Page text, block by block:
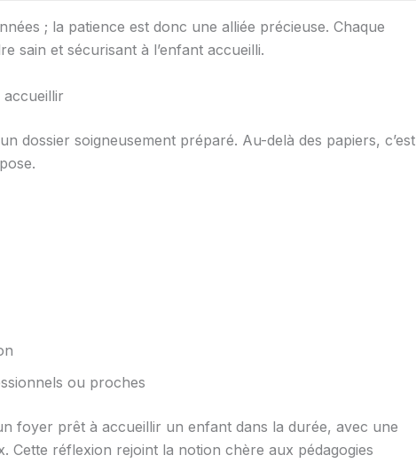
; la patience est donc une alliée précieuse. Chaque
sain et sécurisant à l’enfant accueilli.
accueillir
dossier soigneusement préparé. Au-delà des papiers, c’est
ou proches
foyer prêt à accueillir un enfant dans la durée, avec une
Cette réflexion rejoint la notion chère aux pédagogies